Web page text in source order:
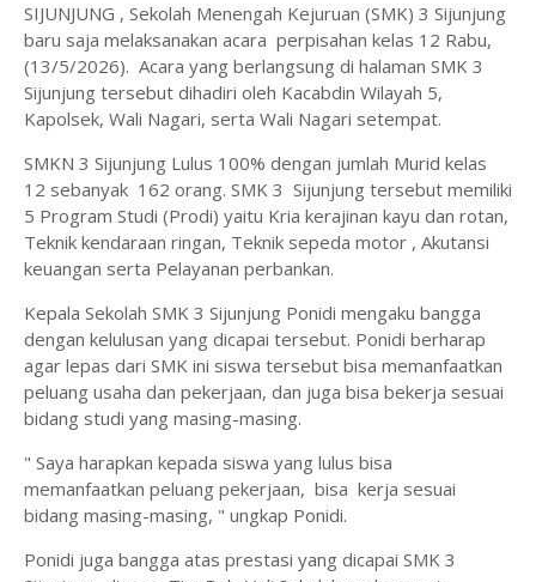
SIJUNJUNG , Sekolah Menengah Kejuruan (SMK) 3 Sijunjung
baru saja melaksanakan acara perpisahan kelas 12 Rabu,
(13/5/2026). Acara yang berlangsung di halaman SMK 3
Sijunjung tersebut dihadiri oleh Kacabdin Wilayah 5,
Kapolsek, Wali Nagari, serta Wali Nagari setempat.
SMKN 3 Sijunjung Lulus 100% dengan jumlah Murid kelas
12 sebanyak 162 orang. SMK 3 Sijunjung tersebut memiliki
5 Program Studi (Prodi) yaitu Kria kerajinan kayu dan rotan,
Teknik kendaraan ringan, Teknik sepeda motor , Akutansi
keuangan serta Pelayanan perbankan.
Kepala Sekolah SMK 3 Sijunjung Ponidi mengaku bangga
dengan kelulusan yang dicapai tersebut. Ponidi berharap
agar lepas dari SMK ini siswa tersebut bisa memanfaatkan
peluang usaha dan pekerjaan, dan juga bisa bekerja sesuai
bidang studi yang masing-masing.
" Saya harapkan kepada siswa yang lulus bisa
memanfaatkan peluang pekerjaan, bisa kerja sesuai
bidang masing-masing, " ungkap Ponidi.
Ponidi juga bangga atas prestasi yang dicapai SMK 3